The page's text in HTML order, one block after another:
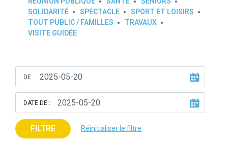
SOLIDARITÉ
SPECTACLE
SPORT ET LOISIRS
TOUT PUBLIC / FAMILLES
TRAVAUX
VISITE GUIDÉE
DE:
DATE DE :
FILTRE Réinitialiser le filtre